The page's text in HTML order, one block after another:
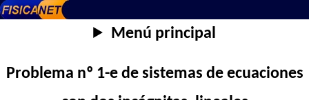
Menú principal
Problema nº 1-e de sistemas de ecuaciones